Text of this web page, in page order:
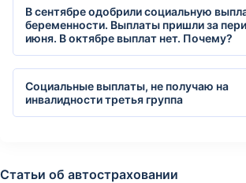
В сентябре одобрили социальную
беременности. Выплаты пришли за
июня. В октябре выплат нет. Почему?
Социальные выплаты, не получаю на
инвалидности третья группа
Статьи об автостраховании